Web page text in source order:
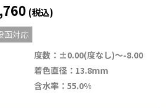
(税込)
函対応
度数：±0.00(度なし)～-8.00
着色直径：13.8mm
含水率：55.0%